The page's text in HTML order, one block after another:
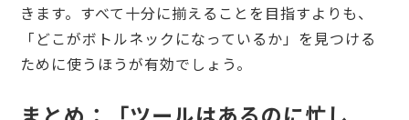
きます。すべて十分に揃えることを目指すよりも、
「どこがボトルネックになっているか」を見つける
ために使うほうが有効でしょう。